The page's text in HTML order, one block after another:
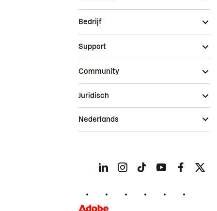
Bedrijf
Support
Community
Juridisch
Nederlands